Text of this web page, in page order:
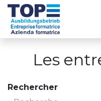
Se rendre au contenu
Les
Rechercher